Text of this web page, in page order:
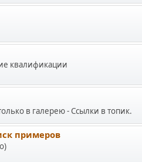
квалификации
в галерею - Ссылки в топик.
примеров